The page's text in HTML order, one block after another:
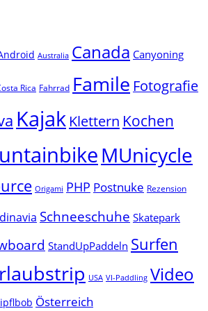
Australia Canada Canyoning
Rica Fahrrad Famile Fotografie
Kajak Klettern Kochen
MUnicycle
Origami PHP Postnuke Rezension
Schneeschuhe Skatepark
StandUpPaddeln Surfen
USA VI-Paddling Video
Österreich